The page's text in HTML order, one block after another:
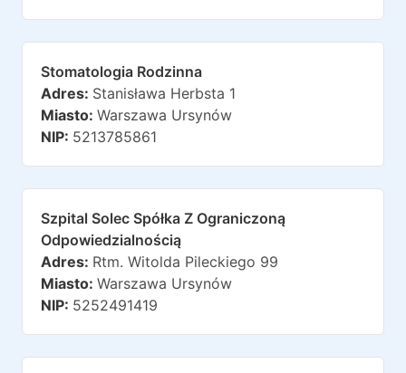
Stomatologia Rodzinna
Adres: Stanisława Herbsta 1
Miasto: Warszawa Ursynów
NIP: 5213785861
Szpital Solec Spółka Z Ograniczoną
Odpowiedzialnością
Adres: Rtm. Witolda Pileckiego 99
Miasto: Warszawa Ursynów
NIP: 5252491419